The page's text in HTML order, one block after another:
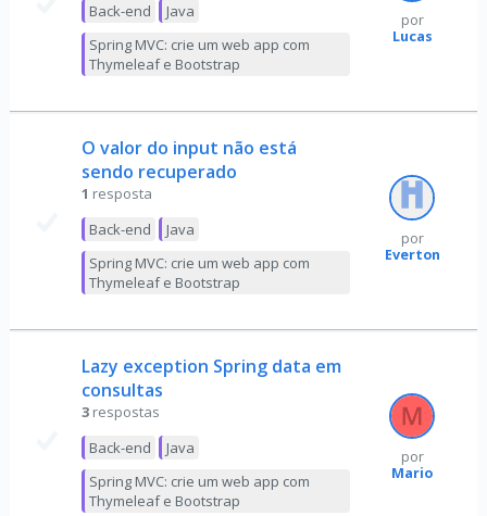
Back-end
Java
Spring MVC: crie um web app com
Thymeleaf e Bootstrap
por
Lucas
O valor do input não está
sendo recuperado
1 resposta
Back-end
Java
Spring MVC: crie um web app com
Thymeleaf e Bootstrap
por
Everton
Lazy exception Spring data em
consultas
3 respostas
Back-end
Java
Spring MVC: crie um web app com
Thymeleaf e Bootstrap
por
Mario